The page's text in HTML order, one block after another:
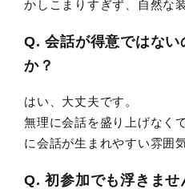
かしこまりすぎず、自然な
Q. 会話が得意ではな
か？
はい、大丈夫です。
無理に会話を盛り上げなく
に会話が生まれやすい雰囲
Q. 初参加でも浮きませ